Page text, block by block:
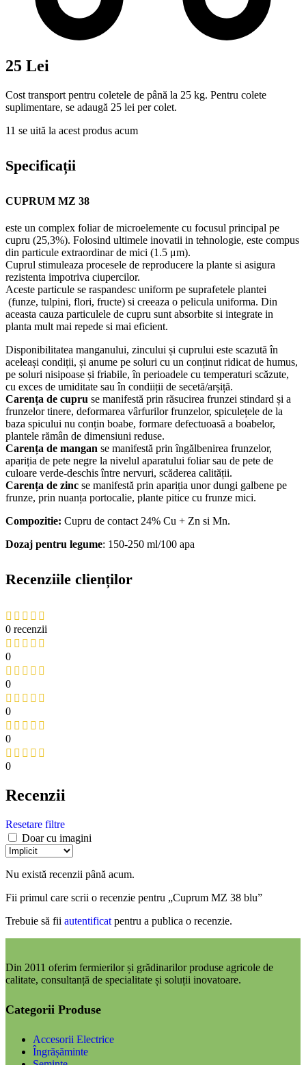
25 Lei
Cost transport pentru coletele de până la 25 kg. Pentru colete
suplimentare, se adaugă 25 lei per colet.
11 se uită la acest produs acum
Specificații
CUPRUM MZ 38
este un complex foliar de microelemente cu focusul principal pe
cupru (25,3%). Folosind ultimele inovatii in tehnologie, este compus
din particule extraordinar de mici (1.5 μm).
Cuprul stimuleaza procesele de reproducere la plante si asigura
rezistenta impotriva ciupercilor.
Aceste particule se raspandesc uniform pe suprafetele plantei
(funze, tulpini, flori, fructe) si creeaza o pelicula uniforma. Din
aceasta cauza particulele de cupru sunt absorbite si integrate in
planta mult mai repede si mai eficient.
Disponibilitatea manganului, zincului și cuprului este scazută în
aceleași condiții, și anume pe soluri cu un conținut ridicat de humus,
pe soluri nisipoase și friabile, în perioadele cu temperaturi scăzute,
cu exces de umiditate sau în condiiții de secetă/arșiță.
Carența de cupru se manifestă prin răsucirea frunzei stindard și a
frunzelor tinere, deformarea vârfurilor frunzelor, spiculețele de la
baza spicului nu conțin boabe, formare defectuoasă a boabelor,
plantele rămân de dimensiuni reduse.
Carența de mangan se manifestă prin îngălbenirea frunzelor,
apariția de pete negre la nivelul aparatului foliar sau de pete de
culoare verde-deschis între nervuri, scăderea calității.
Carența de zinc se manifestă prin apariția unor dungi galbene pe
frunze, prin nuanța portocalie, plante pitice cu frunze mici.
Compozitie: Cupru de contact 24% Cu + Zn si Mn.
Dozaj pentru legume: 150-250 ml/100 apa
Recenziile clienților
0 recenzii
0
0
0
0
0
Recenzii
Resetare filtre
Doar cu imagini
Nu există recenzii până acum.
Fii primul care scrii o recenzie pentru „Cuprum MZ 38 blu”
Trebuie să fii autentificat pentru a publica o recenzie.
Din 2011 oferim fermierilor și grădinarilor produse agricole de
calitate, consultanță de specialitate și soluții inovatoare.
Categorii Produse
Accesorii Electrice
Îngrășăminte